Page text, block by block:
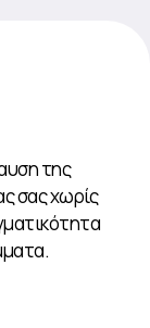
της
σας χωρίς